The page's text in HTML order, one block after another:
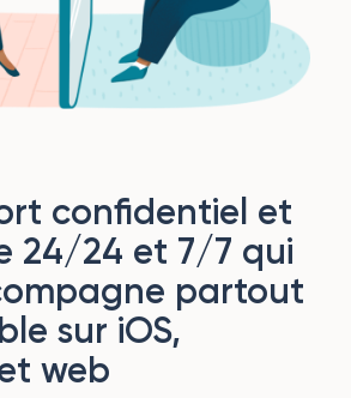
confidentiel et
24/24 et 7/7 qui
partout
sur iOS,
web